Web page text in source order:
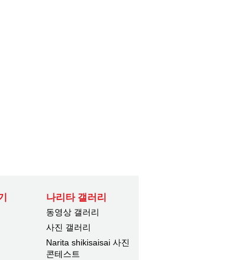
나리타 갤러리
동영상 갤러리
사진 갤러리
Narita shikisaisai 사진
콘테스트